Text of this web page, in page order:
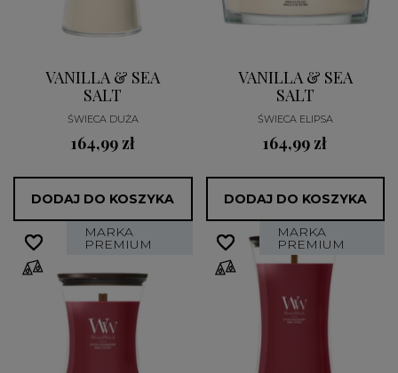
VANILLA & SEA
SALT
ŚWIECA DUŻA
164,99 zł
DODAJ DO KOSZYKA
VANILLA & SEA
SALT
ŚWIECA ELIPSA
164,99 zł
DODAJ DO KOSZYKA
MARKA
PREMIUM
favorite_border
favorite_border MARKA
PREMIUM
favorite_border
favorite_border